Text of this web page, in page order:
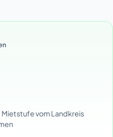
Mietstufe vom Landkreis